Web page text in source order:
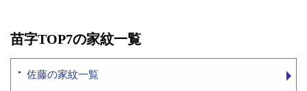
苗字TOP7の家紋一覧
佐藤の家紋一覧